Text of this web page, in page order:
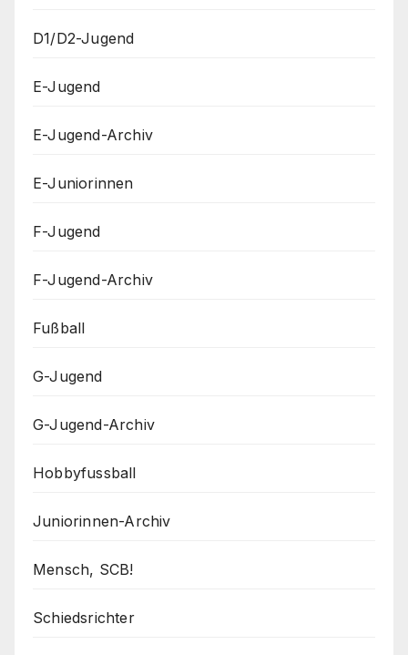
D1/D2-Jugend
E-Jugend
E-Jugend-Archiv
E-Juniorinnen
F-Jugend
F-Jugend-Archiv
Fußball
G-Jugend
G-Jugend-Archiv
Hobbyfussball
Juniorinnen-Archiv
Mensch, SCB!
Schiedsrichter